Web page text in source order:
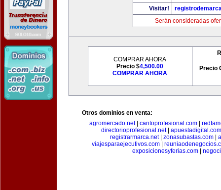
Visitar!
Serán consideradas
COMPRAR AHORA
Precio $4,500.00
COMPRAR AHORA
Precio
Otros dominios en venta:
agromercado.net| cantoprofesional.com
directorioprofesional.net| apuestadigital.com
registrarmarca.net| zonasubastas.com|
viajesparaejecutivos.com|
exposicionesyferias.com